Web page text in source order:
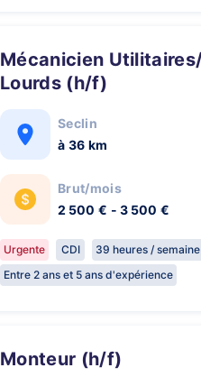
Mécanicien Utilitaires/Poids
Lourds (h/f)
Seclin
à 36 km
Brut/mois
2 500 € - 3 500 €
Urgente CDI
39 heures / semaine
Entre 2 ans et 5 ans d'expérience
Monteur (h/f)